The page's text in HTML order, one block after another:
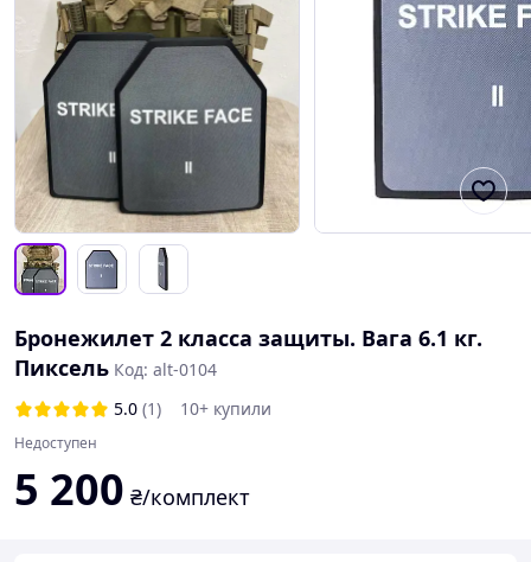
Бронежилет 2 класса защиты. Вага 6.1 кг.
Пиксель Код: alt-0104
5.0 (1) 10+ купили
Недоступен
5 200 ₴/комплект